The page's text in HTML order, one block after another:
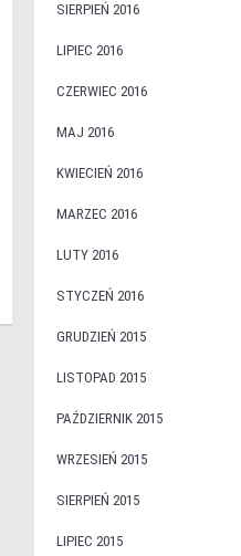
SIERPIEŃ 2016
LIPIEC 2016
CZERWIEC 2016
MAJ 2016
KWIECIEŃ 2016
MARZEC 2016
LUTY 2016
STYCZEŃ 2016
GRUDZIEŃ 2015
LISTOPAD 2015
PAŹDZIERNIK 2015
WRZESIEŃ 2015
SIERPIEŃ 2015
LIPIEC 2015